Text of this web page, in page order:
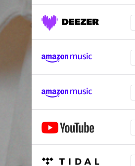
Maluca
Perfume
Última noite